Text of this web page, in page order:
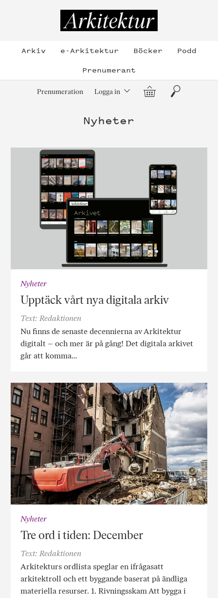
Arkiv e-Arkitektur Böcker
Podd
Prenumerant
Prenumeration Logga in Varukorg
Sök
Nyheter
Nyheter
Upptäck vårt nya digitala arkiv
Text: Redaktionen
Nu finns de senaste decennierna av Arkitektur
digitalt – och mer är på gång! Det digitala arkivet
går att komma…
Nyheter
Tre ord i tiden: December
Text: Redaktionen
Arkitekturs ordlista speglar en ifrågasatt
arkitektroll och ett byggande baserat på ändliga
materiella resurser. 1. Rivningsskam Att bygga i